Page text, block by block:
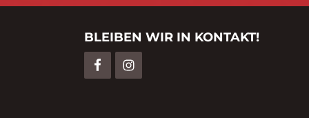
BLEIBEN WIR IN KONTAKT!